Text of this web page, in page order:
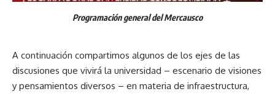
Programación general del Mercausco
A continuación compartimos algunos de los ejes de las
discusiones que vivirá la universidad – escenario de visiones
y pensamientos diversos – en materia de infraestructura,